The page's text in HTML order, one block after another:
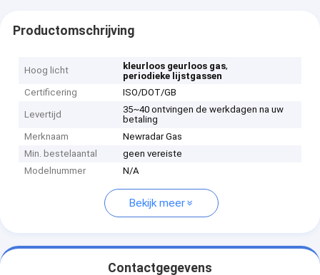
Productomschrijving
Hoog licht kleurloos geurloos gas,
periodieke lijstgassen
Certificering
ISO/DOT/GB
Levertijd
35~40 ontvingen de werkdagen na uw
betaling
Merknaam
Newradar Gas
Min. bestelaantal
geen vereiste
Modelnummer
N/A
Bekijk meer
Contactgegevens